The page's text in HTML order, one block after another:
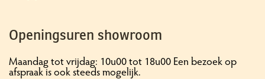
Openingsuren showroom
Maandag tot vrijdag: 10u00 tot 18u00 Een bezoek op
afspraak is ook steeds mogelijk.